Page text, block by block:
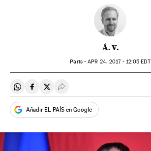
Á. V.
Paris -APR 24, 2017 - 12:05 EDT
Compartir en Whatsapp
Compartir en Facebook
Compartir en Twitter
Desplegar Redes Sociales
Añadir EL PAÍS en Google